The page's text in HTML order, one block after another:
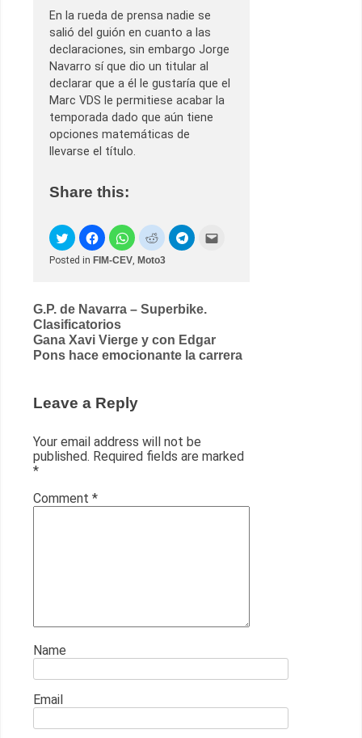
En la rueda de prensa nadie se
salió del guión en cuanto a las
declaraciones, sin embargo Jorge
Navarro sí que dio un titular al
declarar que a él le gustaría que el
Marc VDS le permitiese acabar la
temporada dado que aún tiene
opciones matemáticas de
llevarse el título.
Share this:
Posted in FIM-CEV, Moto3
Post
navigation
G.P. de Navarra – Superbike.
Clasificatorios
Gana Xavi Vierge y con Edgar
Pons hace emocionante la carrera
Leave a Reply
Your email address will not be
published. Required fields are marked
*
Comment *
Name
Email